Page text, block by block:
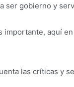
ser gobierno y
aquí
las críticas y